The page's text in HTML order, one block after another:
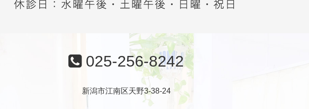
025-256-8242
新潟市江南区天野3-38-24